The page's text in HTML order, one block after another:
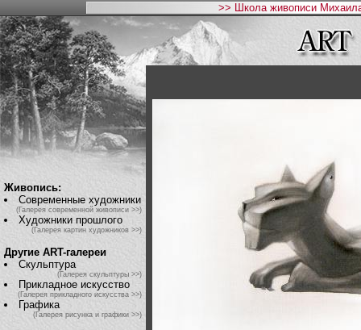
>> Школа живописи
Живопись:
Современные художники
(Галерея современной живописи >>)
Художники прошлого
(Галерея картин художников >>)
Другие ART-галереи
Скульптура
(Галерея скульптуры >>)
Прикладное искусство
(Галерея прикладного искусства >>)
Графика
(Галерея рисунка и графики >>)